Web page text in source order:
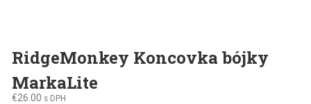
RidgeMonkey Koncovka bójky
MarkaLite
€26.00 s DPH